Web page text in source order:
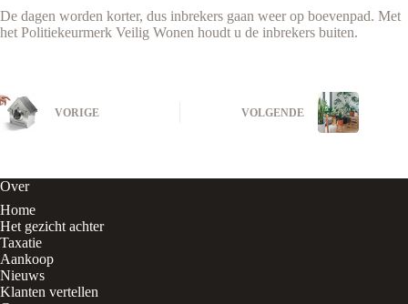
De dagen worden korter, dus inbrekers gaan weer op boevenpad. Met
het Politiekeurmerk Veilig Wonen houdt u de inbrekers buiten.
VORIGE VOLGENDE
Over
Home
Het gezicht achter
Taxatie
Aankoop
Nieuws
Klanten vertellen